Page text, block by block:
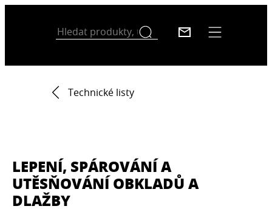
Technické listy
LEPENÍ, SPÁROVÁNÍ A
UTĚSŇOVÁNÍ OBKLADŮ A
DLAŽBY